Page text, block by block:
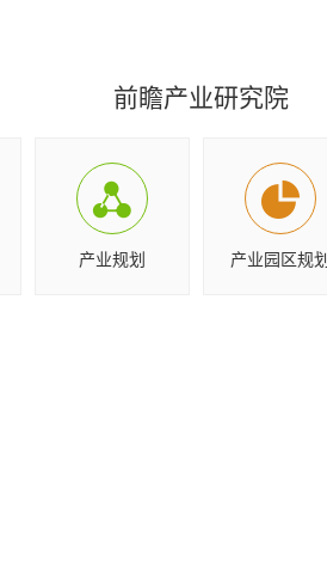
前瞻产业研究院
产业规划 产业园区规划